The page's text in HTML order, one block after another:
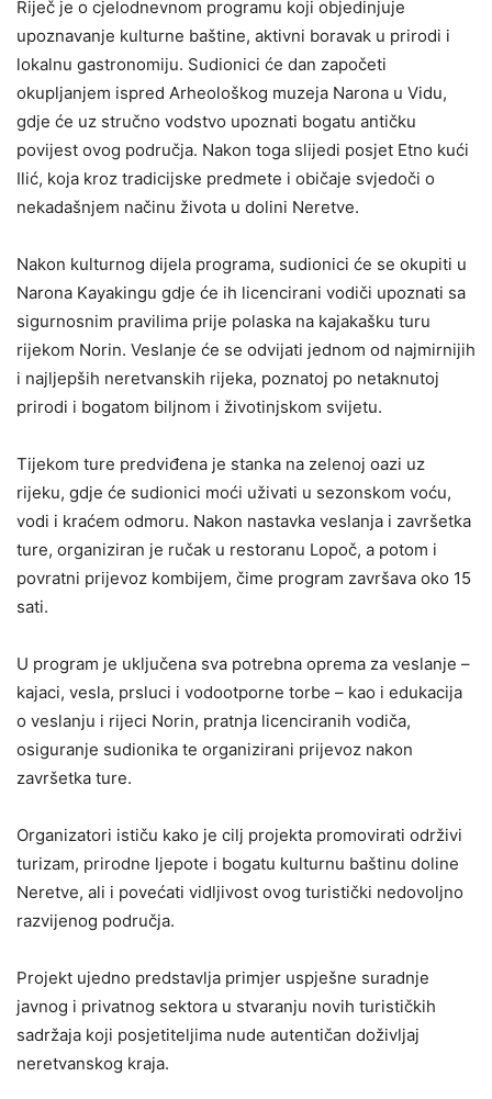
Riječ je o cjelodnevnom programu koji objedinjuje
upoznavanje kulturne baštine, aktivni boravak u prirodi i
lokalnu gastronomiju. Sudionici će dan započeti
okupljanjem ispred Arheološkog muzeja Narona u Vidu,
gdje će uz stručno vodstvo upoznati bogatu antičku
povijest ovog područja. Nakon toga slijedi posjet Etno kući
Ilić, koja kroz tradicijske predmete i običaje svjedoči o
nekadašnjem načinu života u dolini Neretve.
Nakon kulturnog dijela programa, sudionici će se okupiti u
Narona Kayakingu gdje će ih licencirani vodiči upoznati sa
sigurnosnim pravilima prije polaska na kajakašku turu
rijekom Norin. Veslanje će se odvijati jednom od najmirnijih
i najljepših neretvanskih rijeka, poznatoj po netaknutoj
prirodi i bogatom biljnom i životinjskom svijetu.
Tijekom ture predviđena je stanka na zelenoj oazi uz
rijeku, gdje će sudionici moći uživati u sezonskom voću,
vodi i kraćem odmoru. Nakon nastavka veslanja i završetka
ture, organiziran je ručak u restoranu Lopoč, a potom i
povratni prijevoz kombijem, čime program završava oko 15
sati.
U program je uključena sva potrebna oprema za veslanje –
kajaci, vesla, prsluci i vodootporne torbe – kao i edukacija
o veslanju i rijeci Norin, pratnja licenciranih vodiča,
osiguranje sudionika te organizirani prijevoz nakon
završetka ture.
Organizatori ističu kako je cilj projekta promovirati održivi
turizam, prirodne ljepote i bogatu kulturnu baštinu doline
Neretve, ali i povećati vidljivost ovog turistički nedovoljno
razvijenog područja.
Projekt ujedno predstavlja primjer uspješne suradnje
javnog i privatnog sektora u stvaranju novih turističkih
sadržaja koji posjetiteljima nude autentičan doživljaj
neretvanskog kraja.